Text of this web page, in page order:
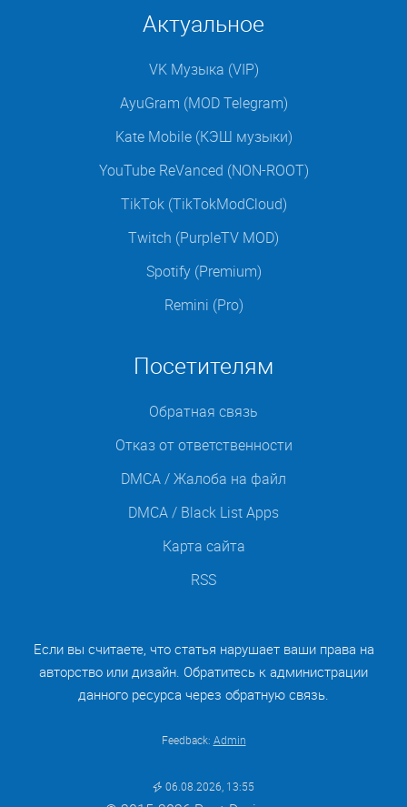
Актуальное
VK Музыка (VIP)
AyuGram (MOD Telegram)
Kate Mobile (КЭШ музыки)
YouTube ReVanced (NON-ROOT)
TikTok (TikTokModCloud)
Twitch (PurpleTV MOD)
Spotify (Premium)
Remini (Pro)
Посетителям
Обратная связь
Отказ от ответственности
DMCA / Жалоба на файл
DMCA / Black List Apps
Карта сайта
RSS
Если вы считаете, что статья нарушает ваши права на
авторство или дизайн. Обратитесь к администрации
данного ресурса через обратную связь.
Feedback: Admin
06.08.2026, 13:55